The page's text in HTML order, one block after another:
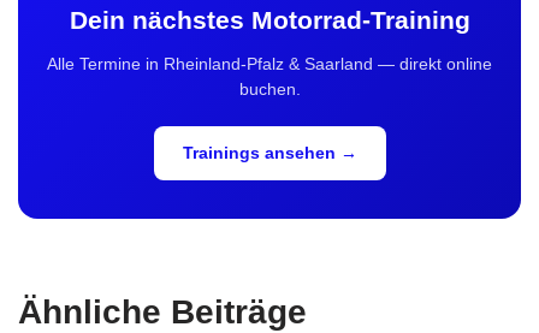
Dein nächstes Motorrad-Training
Alle Termine in Rheinland-Pfalz & Saarland — direkt online
buchen.
Trainings ansehen →
Ähnliche Beiträge